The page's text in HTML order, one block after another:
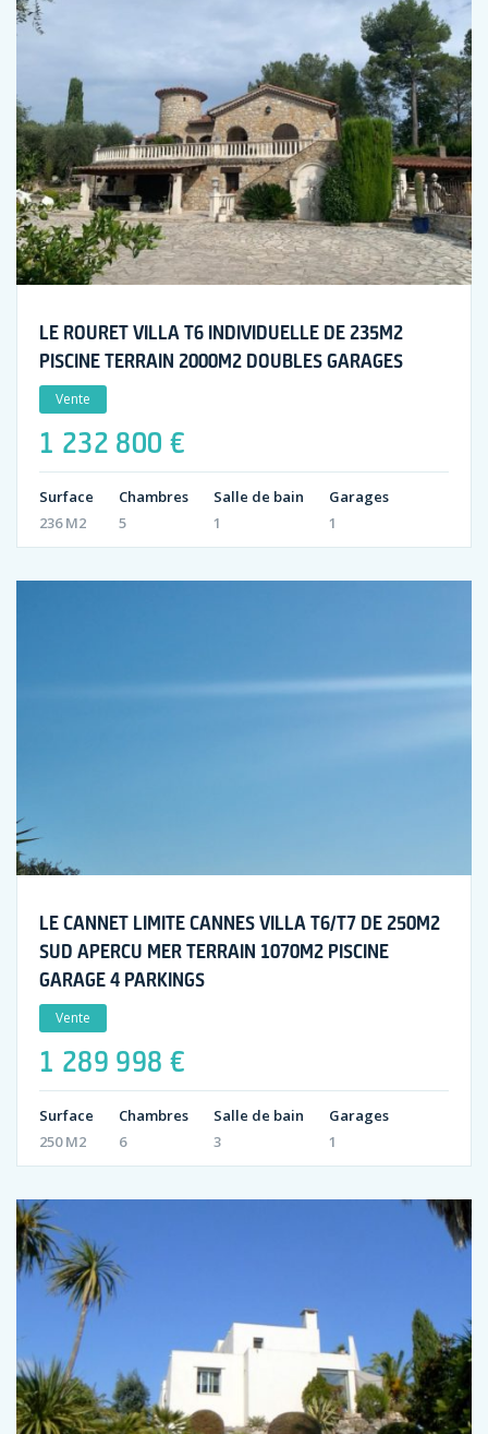
LE ROURET VILLA T6 INDIVIDUELLE DE 235M2
PISCINE TERRAIN 2000M2 DOUBLES GARAGES
Vente
1 232 800 €
Surface
236 M2
Chambres
5
Salle de bain
1
Garages
1
LE CANNET LIMITE CANNES VILLA T6/T7 DE 250M2
SUD APERCU MER TERRAIN 1070M2 PISCINE
GARAGE 4 PARKINGS
Vente
1 289 998 €
Surface
250 M2
Chambres
6
Salle de bain
3
Garages
1